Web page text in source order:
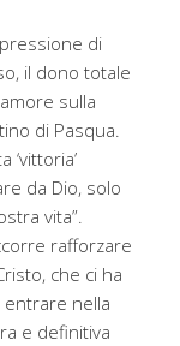
di
il dono totale
sulla
di Pasqua.
da Dio, solo
vita”.
rafforzare
che ci ha
nella
e definitiva